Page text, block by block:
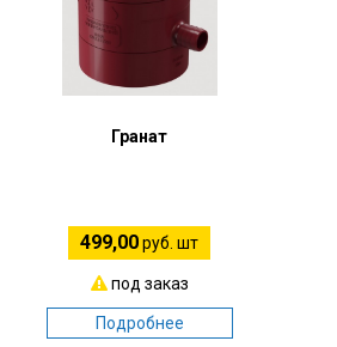
Гранат
499,00руб. шт
под заказ
Подробнее